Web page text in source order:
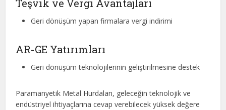
Teşvik ve Vergi Avantajları
Geri dönüşüm yapan firmalara vergi indirimi
AR-GE Yatırımları
Geri dönüşüm teknolojilerinin geliştirilmesine destek
Paramanyetik Metal Hurdaları, geleceğin teknolojik ve
endüstriyel ihtiyaçlarına cevap verebilecek yüksek değere